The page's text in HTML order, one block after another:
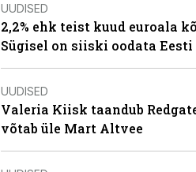
UUDISED
2,2% ehk teist kuud euroala
Sügisel on siiski oodata
UUDISED
Valeria Kiisk taandub
võtab üle Mart Altvee